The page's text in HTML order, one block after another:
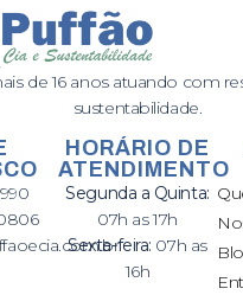
de 16 anos atuando com
sustentabilidade.
HORÁRIO DE
ATENDIMENTO
Segunda a Quinta:
07h as 17h
Sexta-feira: 07h as
16h